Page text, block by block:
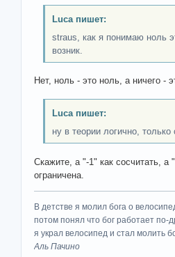
Luca пишет:
straus, как я понимаю ноль
возник.
Нет, ноль - это ноль, а ничего -
Luca пишет:
ну в теории логично,
Скажите, а "-1" как cосчитать,
ограничена.
В детстве я молил бога о
потом понял что бог работает по-
я украл велосипед и стал молить
Аль Пачино